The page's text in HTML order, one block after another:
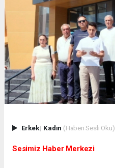
Erkek| Kadın (Haberi Sesli Oku)
Sesimiz Haber Merkezi